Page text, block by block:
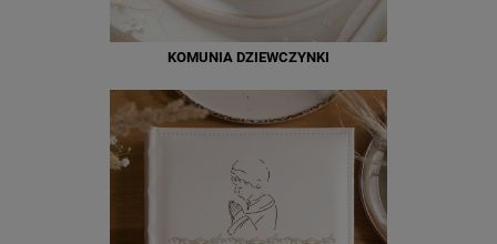
KOMUNIA DZIEWCZYNKI